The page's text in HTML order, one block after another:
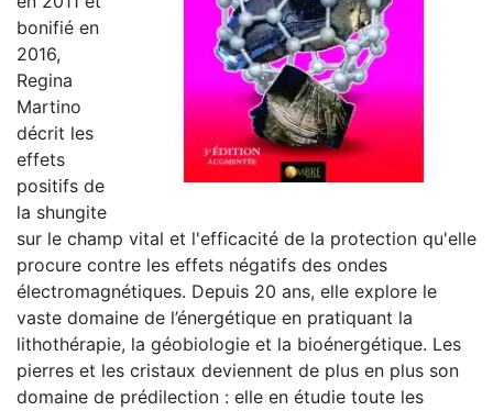
bonifié en
2016,
Regina
Martino
décrit les
effets
positifs de
la shungite
sur le champ vital et l'efficacité de la protection qu'elle
procure contre les effets négatifs des ondes
électromagnétiques. Depuis 20 ans, elle explore le
vaste domaine de l’énergétique en pratiquant la
lithothérapie, la géobiologie et la bioénergétique. Les
pierres et les cristaux deviennent de plus en plus son
domaine de prédilection : elle en étudie toute les